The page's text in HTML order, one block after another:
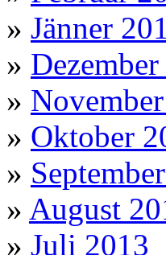
» Jänner
»
»
» Oktober
»
» August
» Juli 2013